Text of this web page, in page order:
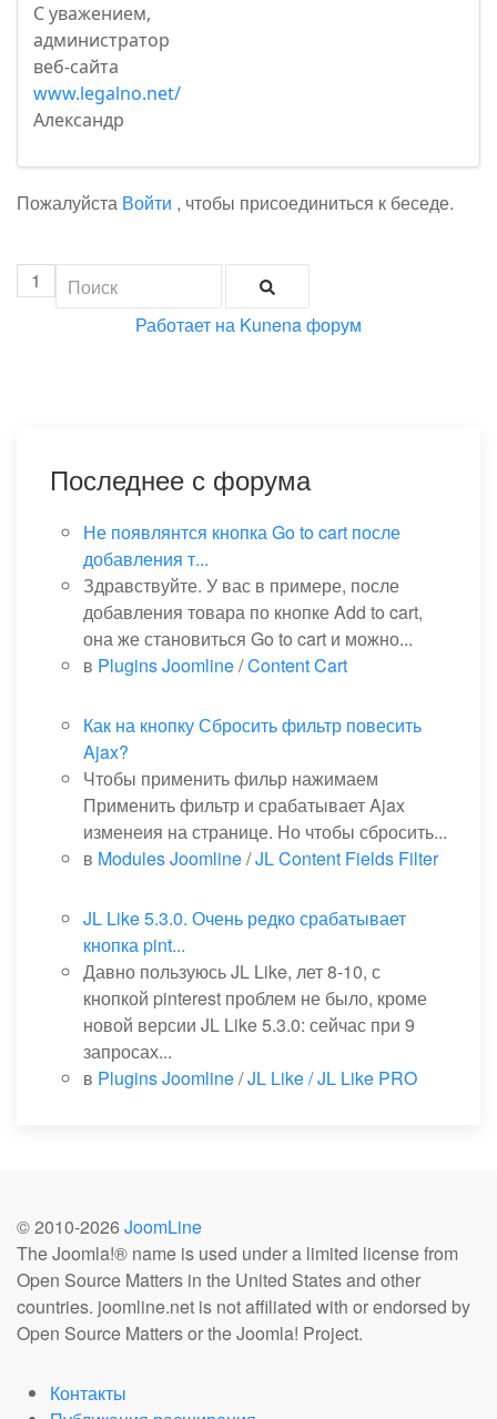
С уважением,
администратор
веб-сайта
www.legalno.net/
Александр
Пожалуйста Войти , чтобы присоединиться к беседе.
1
Работает на Kunena форум
Последнее с форума
Не появлянтся кнопка Go to cart после
добавления т...
Здравствуйте. У вас в примере, после
добавления товара по кнопке Add to cart,
она же становиться Go to cart и можно...
в Plugins Joomline/Content Cart
Как на кнопку Сбросить фильтр повесить
Ajax?
Чтобы применить фильр нажимаем
Применить фильтр и срабатывает Ajax
изменеия на странице. Но чтобы сбросить...
в Modules Joomline/JL Content Fields Filter
JL Like 5.3.0. Очень редко срабатывает
кнопка pint...
Давно пользуюсь JL Like, лет 8-10, с
кнопкой pinterest проблем не было, кроме
новой версии JL Like 5.3.0: сейчас при 9
запросах...
в Plugins Joomline/JL Like / JL Like PRO
© 2010-2026 JoomLine
The Joomla!® name is used under a limited license from
Open Source Matters in the United States and other
countries. joomline.net is not affiliated with or endorsed by
Open Source Matters or the Joomla! Project.
Контакты